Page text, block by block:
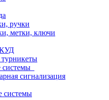
ручки
метки, ключи
сигнализация
системы